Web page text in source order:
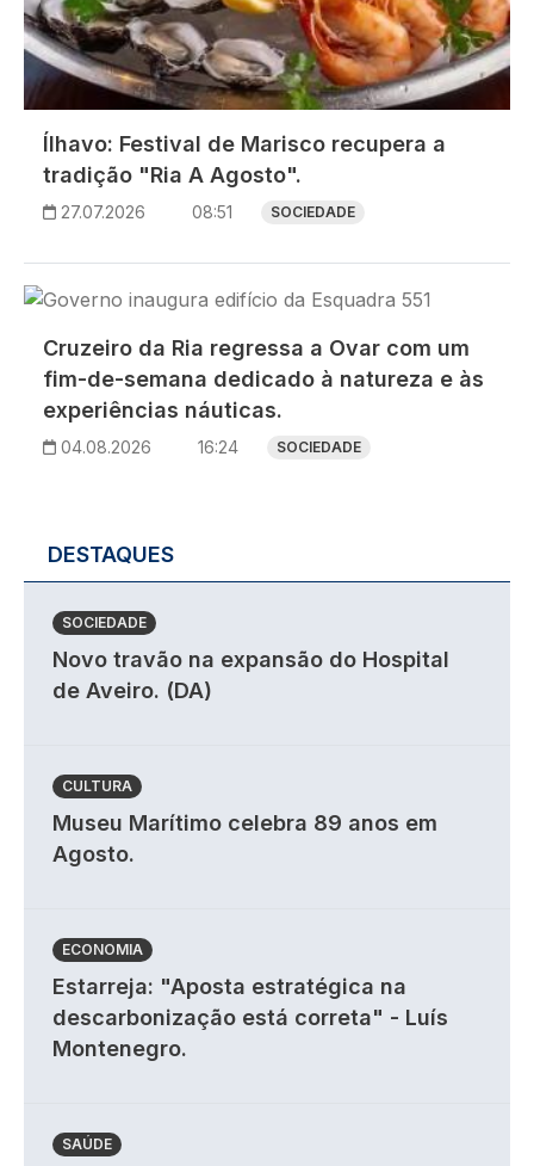
Ílhavo: Festival de Marisco recupera a
tradição "Ria A Agosto".
27.07.2026 08:51 SOCIEDADE
Imagem
Cruzeiro da Ria regressa a Ovar com um
fim-de-semana dedicado à natureza e às
experiências náuticas.
04.08.2026 16:24 SOCIEDADE
DESTAQUES
SOCIEDADE
Novo travão na expansão do Hospital
de Aveiro. (DA)
CULTURA
Museu Marítimo celebra 89 anos em
Agosto.
ECONOMIA
Estarreja: "Aposta estratégica na
descarbonização está correta" - Luís
Montenegro.
SAÚDE